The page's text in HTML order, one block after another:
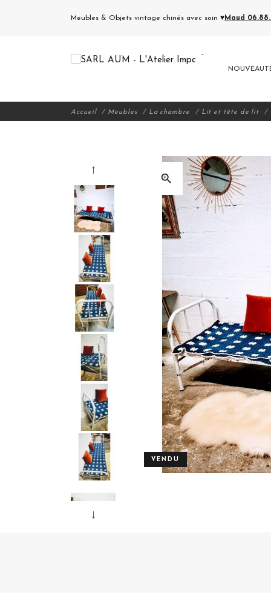
Meubles & Objets vintage chinés avec soin ♥Maud
Accueil Meubles La chambre Lit et tête de lit
VENDU
zoom_in